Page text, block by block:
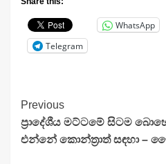
WhatsApp
Telegram
Continue
Reading
Previous
ප්‍රාදේශීය මට්ටමේ සිටම
එන්නේ කොන්ත්‍රාත් සඳහා –